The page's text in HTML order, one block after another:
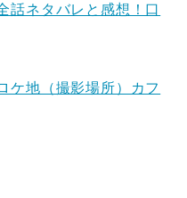
話ネタバレと感想！口
ケ地（撮影場所）カフ